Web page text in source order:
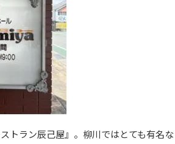
トラン辰己屋』。柳川ではとても有名な